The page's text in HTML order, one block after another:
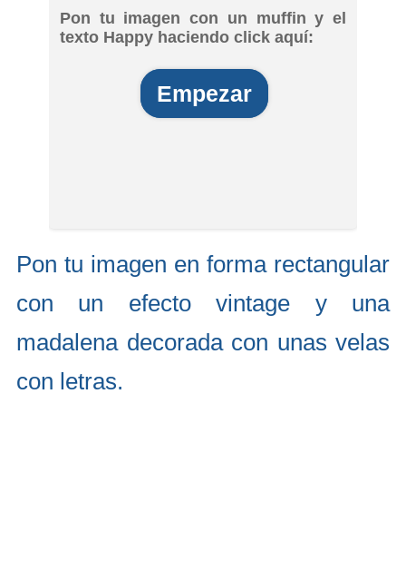
Pon tu imagen con un muffin y el
texto Happy haciendo click aquí:
Empezar
Pon tu imagen en forma rectangular
con un efecto vintage y una
madalena decorada con unas velas
con letras.